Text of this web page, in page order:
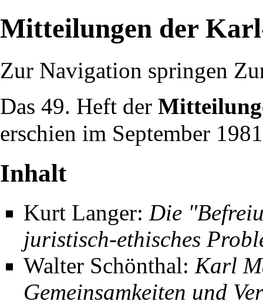
Mitteilungen der
Zur Navigation springen
Das 49. Heft der
erschien im September 1981
Inhalt
Kurt Langer: Die
juristisch-ethisches
Walter Schönthal: Karl
Gemeinsamkeiten und